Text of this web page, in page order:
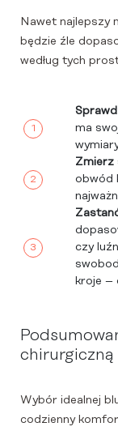
Nawet najlepszy
będzie źle
według tych
ma
Zmierz
obwód
czy
kroje –
chirurgiczną
Wybór idealnej
codzienny